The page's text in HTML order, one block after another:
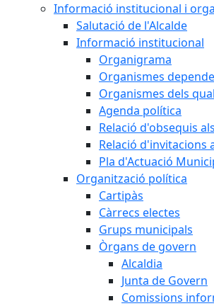
Informació institucional i
Salutació de l'Alcalde
Informació institucional
Organigrama
Organismes
Organismes dels
Agenda política
Relació d'obsequis
Relació d'invitacions
Pla d'Actuació
Organització política
Cartipàs
Càrrecs electes
Grups municipals
Òrgans de govern
Alcaldia
Junta de Govern
Comissions